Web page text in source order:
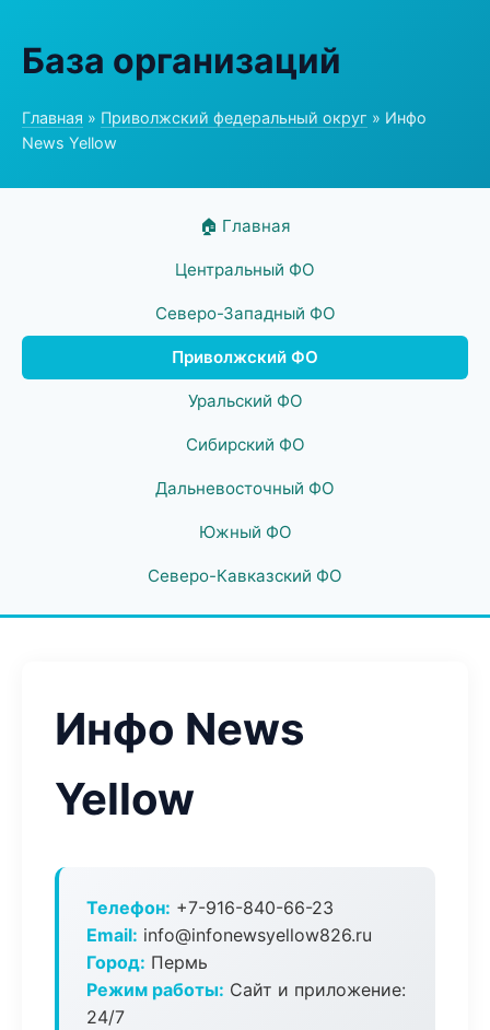
База организаций
Главная » Приволжский федеральный округ » Инфо
News Yellow
🏠 Главная
Центральный ФО
Северо-Западный ФО
Приволжский ФО
Уральский ФО
Сибирский ФО
Дальневосточный ФО
Южный ФО
Северо-Кавказский ФО
Инфо News
Yellow
Телефон: +7-916-840-66-23
Email: info@infonewsyellow826.ru
Город: Пермь
Режим работы: Сайт и приложение:
24/7